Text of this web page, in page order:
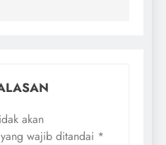
akan
yang wajib ditandai *